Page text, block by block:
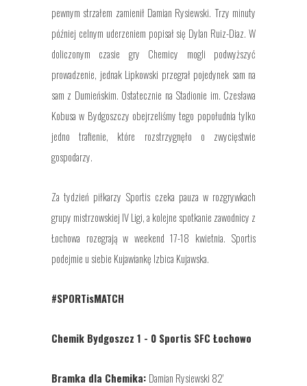
pewnym strzałem zamienił Damian Rysiewski. Trzy minuty
później celnym uderzeniem popisał się Dylan Ruiz-Diaz. W
doliczonym czasie gry Chemicy mogli podwyższyć
prowadzenie, jednak Lipkowski przegrał pojedynek sam na
sam z Dumieńskim. Ostatecznie na Stadionie im. Czesława
Kobusa w Bydgoszczy obejrzeliśmy tego popołudnia tylko
jedno trafienie, które rozstrzygnęło o zwycięstwie
gospodarzy.
Za tydzień piłkarzy Sportis czeka pauza w rozgrywkach
grupy mistrzowskiej IV Ligi, a kolejne spotkanie zawodnicy z
Łochowa rozegrają w weekend 17-18 kwietnia. Sportis
podejmie u siebie Kujawiankę Izbica Kujawska.
#SPORTisMATCH
Chemik Bydgoszcz 1 - 0 Sportis SFC Łochowo
Bramka dla Chemika: Damian Rysiewski 82'